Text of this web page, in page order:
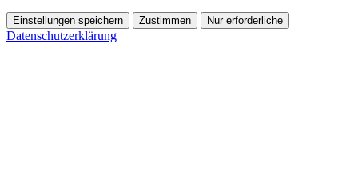
Einstellungen speichern Zustimmen Nur erforderliche
Datenschutzerklärung